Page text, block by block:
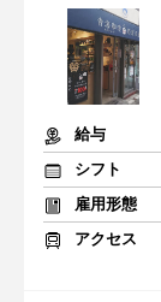
給与
シフト
雇用形態
アクセス